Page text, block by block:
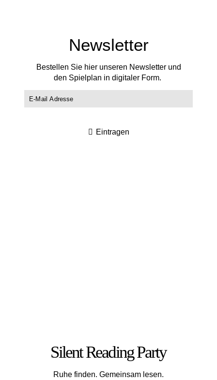
Newsletter
Bestellen Sie hier unseren Newsletter und
den Spielplan in digitaler Form.
Eintragen
Silent Reading Party
Ruhe finden. Gemeinsam lesen.